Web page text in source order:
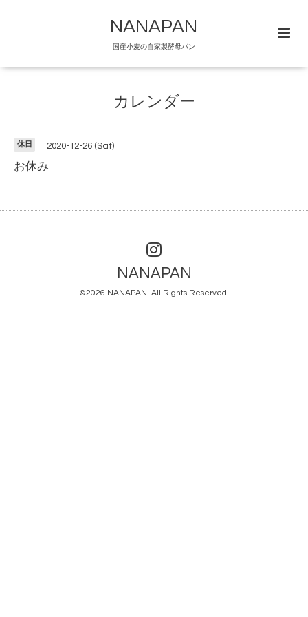
NANAPAN
国産小麦の自家製酵母パン
カレンダー
休日 2020-12-26 (Sat)
お休み
NANAPAN
©2026 NANAPAN. All Rights Reserved.